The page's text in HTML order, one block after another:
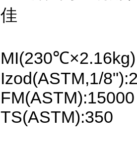
佳
Izod(ASTM,1/
FM(ASTM):15000
TS(ASTM):350